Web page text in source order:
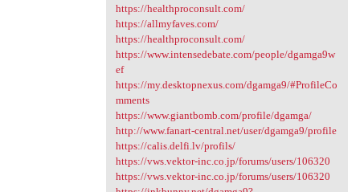
https://healthproconsult.com/
https://allmyfaves.com/
https://healthproconsult.com/
https://www.intensedebate.com/people/dgamga9w
ef
https://my.desktopnexus.com/dgamga9/#ProfileCo
mments
https://www.giantbomb.com/profile/dgamga/
http://www.fanart-central.net/user/dgamga9/profile
https://calis.delfi.lv/profils/
https://vws.vektor-inc.co.jp/forums/users/106320
https://vws.vektor-inc.co.jp/forums/users/106320